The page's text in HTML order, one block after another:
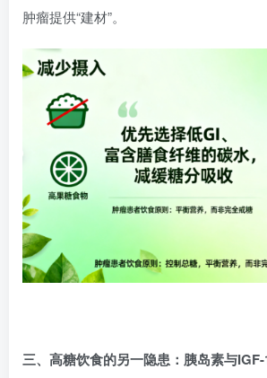
肿瘤提供“建材”。
三、高糖饮食的另一隐患：胰岛素与